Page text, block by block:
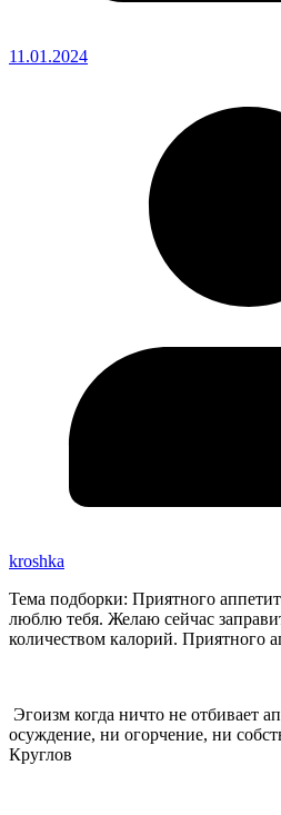
11.01.2024
kroshka
Тема подборки: Приятного
люблю тебя. Желаю сейчас
количеством калорий. Приятного
Эгоизм когда ничто не отбивает
осуждение, ни огорчение, ни
Круглов